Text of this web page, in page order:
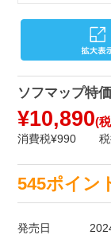
ソフマップ特価
¥10,890(
消費税¥990
545ポイン
発売日